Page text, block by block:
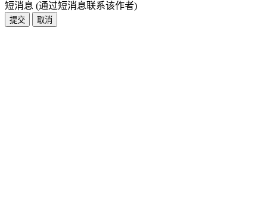
短消息 (通过短消息联系该作者)